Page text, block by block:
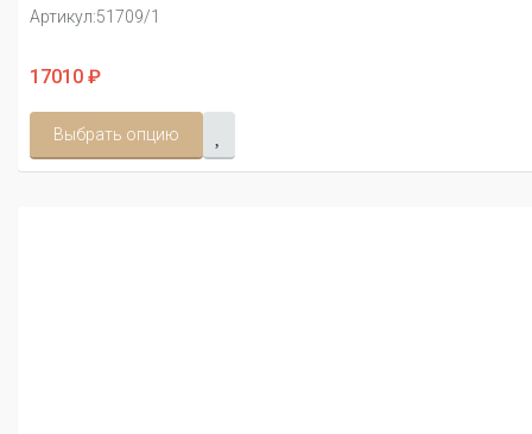
Артикул:51709/1
17010 ₽
Выбрать опцию